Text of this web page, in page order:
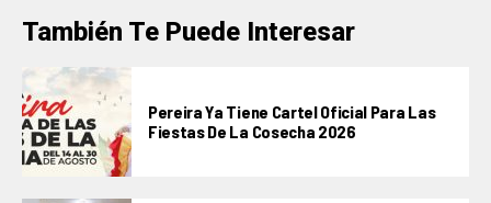
También Te Puede Interesar
Pereira Ya Tiene Cartel Oficial Para Las
Fiestas De La Cosecha 2026